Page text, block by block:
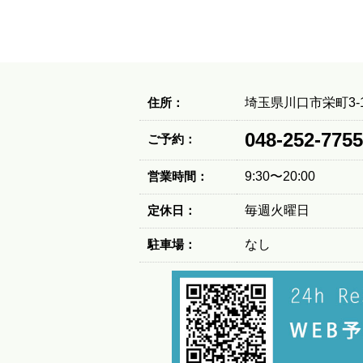
住所： 埼玉県川口市栄町3-
ご予約： 048-252-7755
営業時間： 9:30〜20:00
定休日： 毎週火曜日
駐車場： なし